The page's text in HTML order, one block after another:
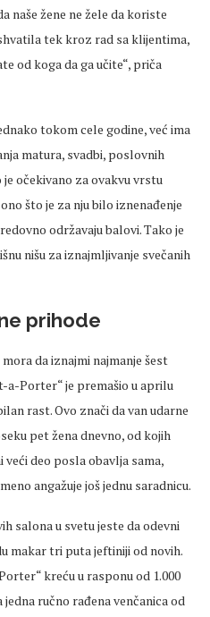
naše žene ne žele da koriste
tek kroz rad sa klijentima,
od koga da ga učite“, priča
tokom cele godine, već ima
matura, svadbi, poslovnih
očekivano za ovakvu vrstu
što je za nju bilo iznenađenje
održavaju balovi. Tako je
nišu za iznajmljivanje svečanih
prihode
da iznajmi najmanje šest
a-Porter“ je premašio u aprilu
rast. Ovo znači da van udarne
pet žena dnevno, od kojih
deo posla obavlja sama,
angažuje još jednu saradnicu.
salona u svetu jeste da odevni
makar tri puta jeftiniji od novih.
kreću u rasponu od 1.000
ručno rađena venčanica od